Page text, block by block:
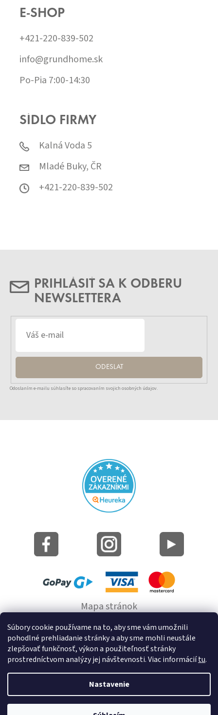
Súbory cookie používame na to, aby sme vám umožnili
pohodlné prehliadanie stránky a aby sme mohli neustále
zlepšovať funkčnosť, výkon a použiteľnosť stránky
prostredníctvom analýzy jej návštevnosti. Viac informáciítu.
Nastavenie
E-SHOP
+421-220-839-502
info@grundhome.sk
Po-Pia 7:00-14:30
SÍDLO FIRMY
Kalná Voda 5
Mladé Buky, ČR
+421-220-839-502
PRIHLÁSIŤ SA K ODBERU
NEWSLETTERA
ODESLAT
Odoslaním e-mailu súhlasíte so spracovaním svojich osobných údajov.
Mapa stránok
Informácie o cookie
© 2022 GRUND a.s.
Vytvoril Shoptet